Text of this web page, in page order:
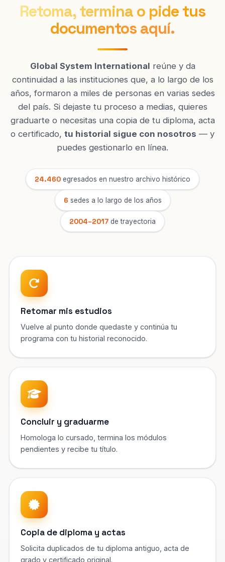
Retoma, termina o pide tus
documentos aquí.
Global System International reúne y da
continuidad a las instituciones que, a lo largo de los
años, formaron a miles de personas en varias sedes
del país. Si dejaste tu proceso a medias, quieres
graduarte o necesitas una copia de tu diploma, acta
o certificado, tu historial sigue con nosotros — y
puedes gestionarlo en línea.
24.460 egresados en nuestro archivo histórico
6 sedes a lo largo de los años
2004–2017 de trayectoria
Retomar mis estudios
Vuelve al punto donde quedaste y continúa tu
programa con tu historial reconocido.
Concluir y graduarme
Homologa lo cursado, termina los módulos
pendientes y recibe tu título.
Copia de diploma y actas
Solicita duplicados de tu diploma antiguo, acta de
grado y certificado original.